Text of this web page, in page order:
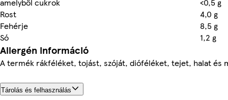
Rost
4,0 g
Fehérje
8,5 g
Só
1,2 g
Allergén információ
A termék rákféléket, tojást, szóját, dióféléket, tejet, halat és
Tárolás és felhasználás